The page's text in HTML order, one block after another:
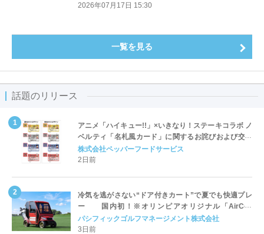
2026年07月17日 15:30
一覧を見る
話題のリリース
アニメ「ハイキュー!!」×いきなり！ステーキコラボ ノ
ベルティ「名札風カード」に関するお詫びおよび交換
対応についてのご案内
株式会社ペッパーフードサービス
2日前
冷気を逃がさない“ドア付きカート”で夏でも快適プレ
ー 国内初！※オリンピアオリジナル「AirCon
Cart（エアコンカート）」導入 | ＰＧＭ
パシフィックゴルフマネージメント株式会社
3日前